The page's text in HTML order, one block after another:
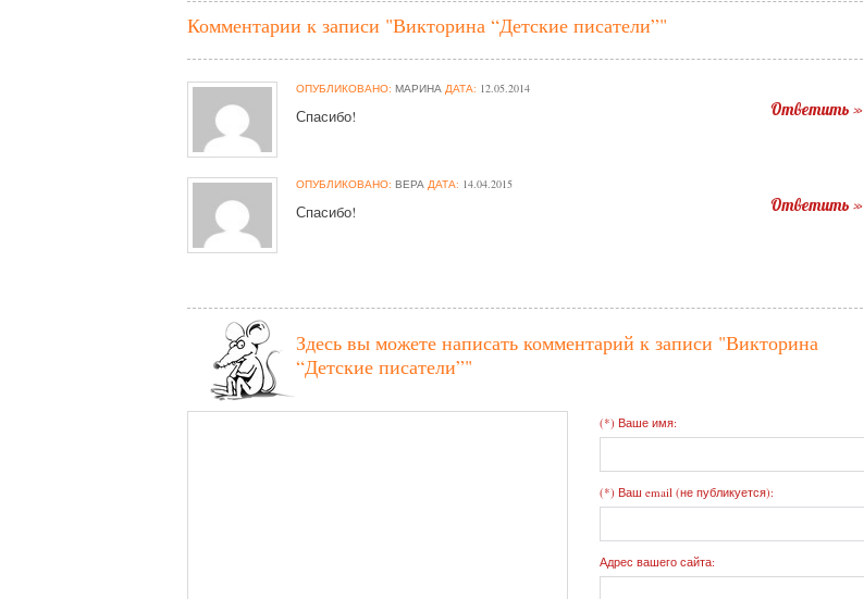
Комментарии к записи "Викторина “Детские писатели”"
ОПУБЛИКОВАНО: МАРИНА ДАТА: 12.05.2014
Спасибо! Ответить »
ОПУБЛИКОВАНО: ВЕРА ДАТА: 14.04.2015
Спасибо! Ответить »
Здесь вы можете написать комментарий к записи "Викторина
“Детские писатели”"
(*) Ваше имя:
(*) Ваш email (не публикуется):
Адрес вашего сайта: